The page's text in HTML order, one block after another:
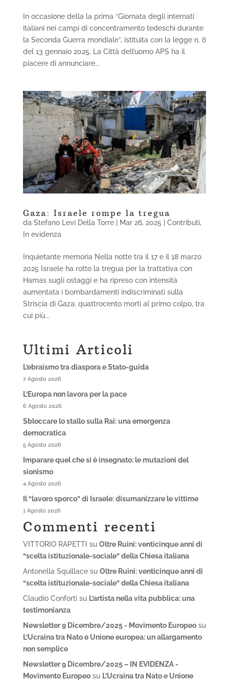
In occasione della la prima “Giornata degli internati
italiani nei campi di concentramento tedeschi durante
la Seconda Guerra mondiale”, istituita con la legge n. 6
del 13 gennaio 2025, La Città dell’uomo APS ha il
piacere di annunciare...
Gaza: Israele rompe la tregua
da Stefano Levi Della Torre| Mar 26, 2025 Contributi,
In evidenza
Inquietante memoria Nella notte tra il 17 e il 18 marzo
2025 Israele ha rotto la tregua per la trattativa con
Hamas sugli ostaggi e ha ripreso con intensità
aumentata i bombardamenti indiscriminati sulla
Striscia di Gaza: quattrocento morti al primo colpo, tra
cui più...
Ultimi Articoli
L’ebraismo tra diaspora e Stato-guida
7 Agosto 2026
L’Europa non lavora per la pace
6 Agosto 2026
Sbloccare lo stallo sulla Rai: una emergenza
democratica
5 Agosto 2026
Imparare quel che si è insegnato: le mutazioni del
sionismo
4 Agosto 2026
Il “lavoro sporco” di Israele: disumanizzare le vittime
1 Agosto 2026
Commenti recenti
VITTORIO RAPETTI su Oltre Ruini: venticinque anni di
“scelta istituzionale-sociale” della Chiesa italiana
Antonella Squillacesu Oltre Ruini: venticinque anni di
“scelta istituzionale-sociale” della Chiesa italiana
Claudio Confortisu L’artista nella vita pubblica: una
testimonianza
Newsletter 9 Dicembre/2025 - Movimento Europeosu
L’Ucraina tra Nato e Unione europea: un allargamento
non semplice
Newsletter 9 Dicembre/2025 – IN EVIDENZA -
Movimento Europeosu L’Ucraina tra Nato e Unione